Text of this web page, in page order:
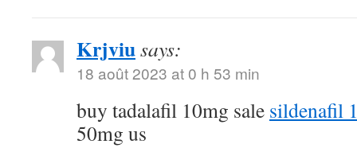
Krjviusays:
18 août 2023 at 0 h 53 min
buy tadalafil 10mg sale sildenafil
50mg us